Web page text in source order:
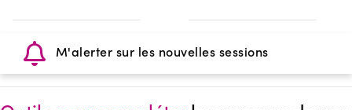
M'alerter sur les nouvelles sessions